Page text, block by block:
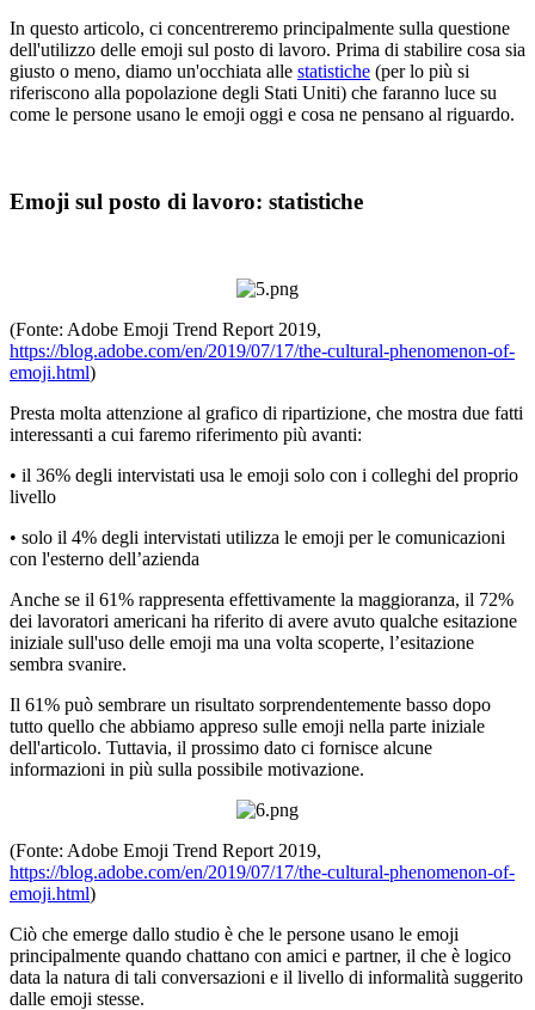
In questo articolo, ci concentreremo principalmente sulla questione
dell'utilizzo delle emoji sul posto di lavoro. Prima di stabilire cosa sia
giusto o meno, diamo un'occhiata alle statistiche (per lo più si
riferiscono alla popolazione degli Stati Uniti) che faranno luce su
come le persone usano le emoji oggi e cosa ne pensano al riguardo.
Emoji sul posto di lavoro: statistiche
(Fonte: Adobe Emoji Trend Report 2019,
https://blog.adobe.com/en/2019/07/17/the-cultural-phenomenon-of-
emoji.html)
Presta molta attenzione al grafico di ripartizione, che mostra due fatti
interessanti a cui faremo riferimento più avanti:
• il 36% degli intervistati usa le emoji solo con i colleghi del proprio
livello
• solo il 4% degli intervistati utilizza le emoji per le comunicazioni
con l'esterno dell’azienda
Anche se il 61% rappresenta effettivamente la maggioranza, il 72%
dei lavoratori americani ha riferito di avere avuto qualche esitazione
iniziale sull'uso delle emoji ma una volta scoperte, l’esitazione
sembra svanire.
Il 61% può sembrare un risultato sorprendentemente basso dopo
tutto quello che abbiamo appreso sulle emoji nella parte iniziale
dell'articolo. Tuttavia, il prossimo dato ci fornisce alcune
informazioni in più sulla possibile motivazione.
(Fonte: Adobe Emoji Trend Report 2019,
https://blog.adobe.com/en/2019/07/17/the-cultural-phenomenon-of-
emoji.html)
Ciò che emerge dallo studio è che le persone usano le emoji
principalmente quando chattano con amici e partner, il che è logico
data la natura di tali conversazioni e il livello di informalità suggerito
dalle emoji stesse.